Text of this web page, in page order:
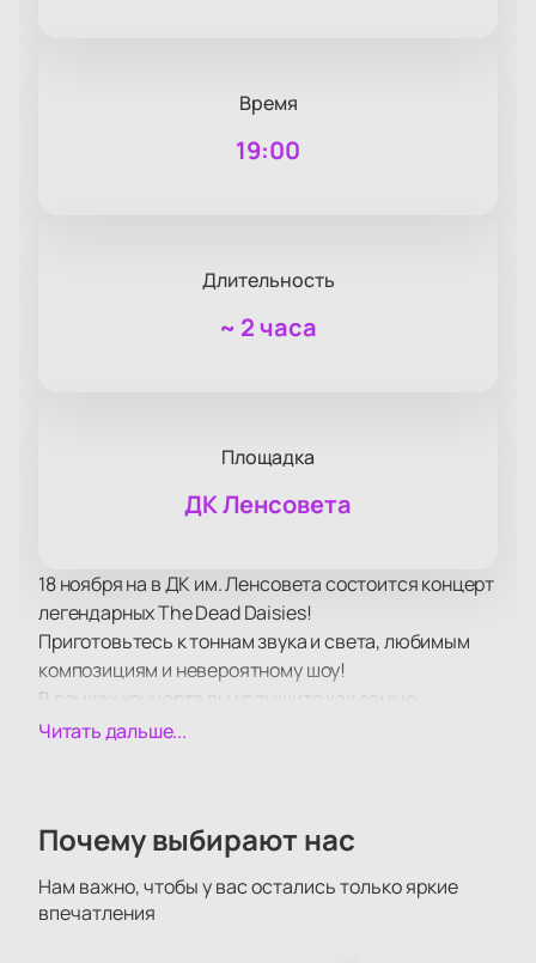
Время
19:00
Длительность
~ 2 часа
Площадка
ДК Ленсовета
18 ноября на в ДК им. Ленсовета состоится концерт
легендарных The Dead Daisies!
Приготовьтесь к тоннам звука и света, любимым
композициям и невероятному шоу!
В рамках концерта вы услышите как самые
популярные и проверенные временем композиции,
оборудование позволит вам отчетливо услышать
музыкантов в малейших подробностях, независимо
от того, как далеко от сцены вы находитесь!
Читать дальше...
Почему выбирают нас
Нам важно, чтобы у вас остались только яркие
впечатления